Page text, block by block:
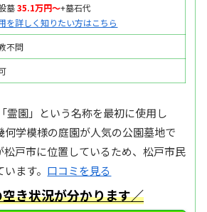
墓35.1万円〜+墓石代
を詳しく知りたい方はこちら
不問
霊園」という名称を最初に使用し
何学模様の庭園が人気の公園墓地で
松戸市に位置しているため、松戸市民
ます。 口コミを見る
き状況が分かります／